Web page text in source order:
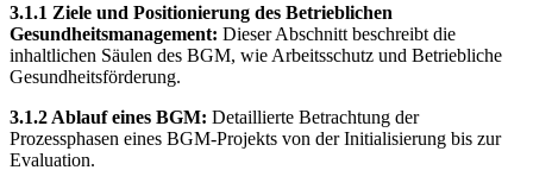
3.1.1 Ziele und Positionierung des Betrieblichen
Gesundheitsmanagement: Dieser Abschnitt beschreibt die
inhaltlichen Säulen des BGM, wie Arbeitsschutz und Betriebliche
Gesundheitsförderung.
3.1.2 Ablauf eines BGM: Detaillierte Betrachtung der
Prozessphasen eines BGM-Projekts von der Initialisierung bis zur
Evaluation.